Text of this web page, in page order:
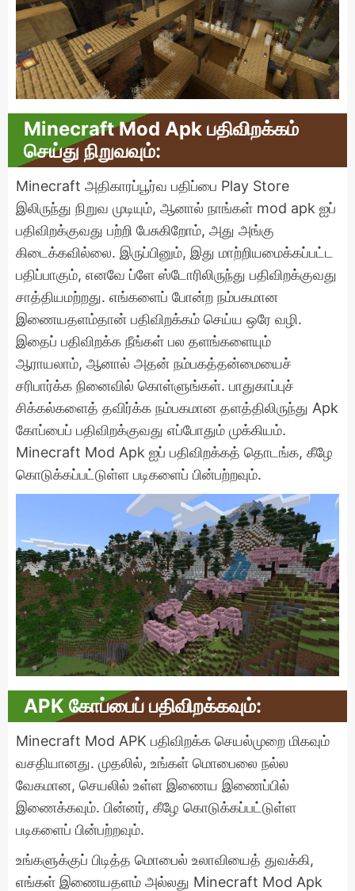
Minecraft Mod Apk பதிவிறக்கம்
செய்து நிறுவவும்:
Minecraft அதிகாரப்பூர்வ பதிப்பை Play Store
இலிருந்து நிறுவ முடியும், ஆனால் நாங்கள் mod apk ஐப்
பதிவிறக்குவது பற்றி பேசுகிறோம், அது அங்கு
கிடைக்கவில்லை. இருப்பினும், இது மாற்றியமைக்கப்பட்ட
பதிப்பாகும், எனவே ப்ளே ஸ்டோரிலிருந்து பதிவிறக்குவது
சாத்தியமற்றது. எங்களைப் போன்ற நம்பகமான
இணையதளம்தான் பதிவிறக்கம் செய்ய ஒரே வழி.
இதைப் பதிவிறக்க நீங்கள் பல தளங்களையும்
ஆராயலாம், ஆனால் அதன் நம்பகத்தன்மையைச்
சரிபார்க்க நினைவில் கொள்ளுங்கள். பாதுகாப்புச்
சிக்கல்களைத் தவிர்க்க நம்பகமான தளத்திலிருந்து Apk
கோப்பைப் பதிவிறக்குவது எப்போதும் முக்கியம்.
Minecraft Mod Apk ஐப் பதிவிறக்கத் தொடங்க, கீழே
கொடுக்கப்பட்டுள்ள படிகளைப் பின்பற்றவும்.
APK கோப்பைப் பதிவிறக்கவும்:
Minecraft Mod APK பதிவிறக்க செயல்முறை மிகவும்
வசதியானது. முதலில், உங்கள் மொபைலை நல்ல
வேகமான, செயலில் உள்ள இணைய இணைப்பில்
இணைக்கவும். பின்னர், கீழே கொடுக்கப்பட்டுள்ள
படிகளைப் பின்பற்றவும்.
உங்களுக்குப் பிடித்த மொபைல் உலாவியைத் துவக்கி,
எங்கள் இணையதளம் அல்லது Minecraft Mod Apk